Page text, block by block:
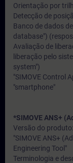
Orientação por
Detecção de
Banco de dados
database")
Avaliação de
liberação pelo
system")
"SIMOVE Control
"smartphone"
*SIMOVE ANS+
Versão do
"SIMOVE ANS+
Engineering Tool"
Terminologia e